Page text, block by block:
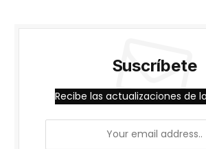
Suscríbete
Recibe las actualizaciones de